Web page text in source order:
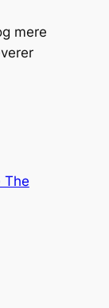
mere
The